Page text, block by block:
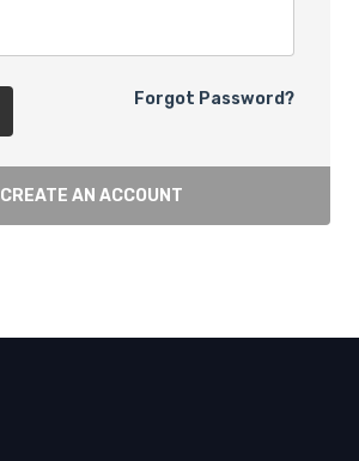
Forgot Password?
CREATE AN ACCOUNT